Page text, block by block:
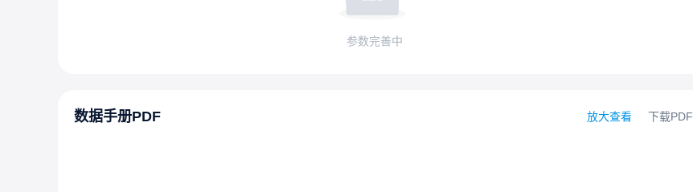
参数完善中
数据手册PDF 放大查看 下载PDF